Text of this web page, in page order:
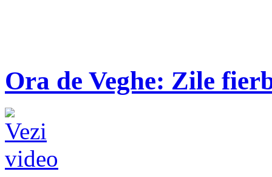
Ora de Veghe: Zile